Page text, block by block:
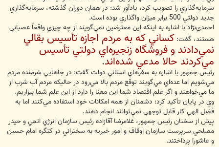
سرمايه‌گذاري را تصويب كرد، يادآور شد: در همان دوران گذشته، سرمايه‌گذاري
جديد دولتي 500 برابر ميزان واگذاري بوده است.
احمدي‌نژاد با اشاره به اينكه اين معترضين نمي‌گويند از چه چيزي واقعاً عصباني
هستند، گفت: كساني كه به مردم اجازه تأسيس بقالي
نمي‌دادند و فروشگاه زنجيره‌اي دولتي تأسيس
مي‌كردند حالا مدعي شده‌اند.
رئيس جمهور با اشاره به سفرهاي استاني دولت گفت: در جاهايي شرمنده مردم
مي‌شويم اما عده‌اي مي‌گويند توقع مردم بالا مي‌رود در حاليكه مردم آب شرب از
ما مي‌خواهند و اگر علم اقتصاد شما اين معنا را دارد از اين علم شما بيزاريم.
وي در پايان تأكيد كرد: دشمنان از همه امكانات خود استفاده مي‌كنند اما به
فضل الهي كار قابل توجهي نمي‌توانند انجام دهند.
پيش از سخنان رئيس جمهور، غلامرضا آقازاده رئيس سازمان انرژي اتمي و حيدر
مصلحي سرپرست سازمان اوقاف و امور خيريه به سخنراني در كنگره امام حسين
و عاشورا پرداختند.